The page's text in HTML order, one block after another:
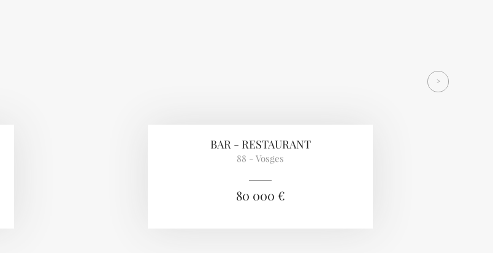
BAR - RESTAURANT
88 - Vosges
80 000 €
>